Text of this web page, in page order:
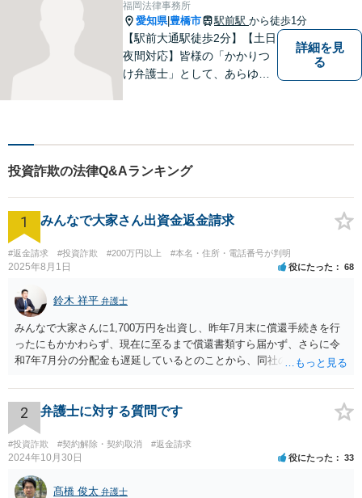
せ下さい。
福岡法律事務所
愛知県| 豊橋市 駅前駅 から徒歩1分
【駅前大通駅徒歩2分】【土日
夜間対応】皆様の「かかりつ
け弁護士」として、あらゆる
きます。まずはお気軽にご相
談ください。
詳細を見
る
投資詐欺の法律Q&Aランキング
1 みんなで大家さん出資金返金請求
#返金請求 #投資詐欺 #200万円以上 #本名・住所・電話番号が判明
2025年8月1日 役にたった 68
鈴木 祥平 弁護士
みんなで大家さんに1,700万円を出資し、昨年7月末に償還手続きを行
ったにもかかわらず、現在に至るまで償還書類すら届かず、さらに令
和7年7月分の分配金も遅延しているとのことから、同社の資金繰りは
のような状況では、放置すれば債権回収が困難となるおそれがあり、
弁護士を入れて早期に対応する必要があります。 本件は、明らかに弁
護士を入れて対応すべき事案です。内容証明郵便により返還請求の意
思表示を行い、応答がなければ訴訟提起や仮差押え等の法的措置をと
るべきです。相手方であるみんなで大家さんは、令和5年6月に金融庁
より業務停止命令を受けており、集団投資スキームに関する法令違反
の疑いも報道されています。返還に応じる余力が今後失われるおそれ
2 弁護士に対する質問です
#投資詐欺 #契約解除・契約取消 #返金請求
2024年10月30日 役にたった 33
髙橋 俊太 弁護士